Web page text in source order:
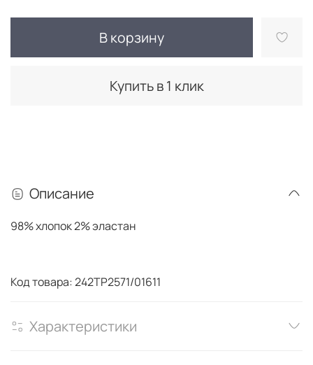
В корзину
Купить в 1 клик
Описание
98% хлопок 2% эластан
Код товара: 242TP2571/01611
Характеристики